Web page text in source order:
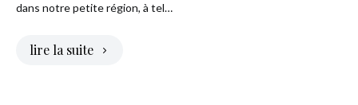
dans notre petite région, à tel…
lire la suite